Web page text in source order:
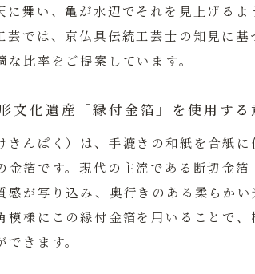
に舞い、亀が水辺でそれを見上げる
芸では、京仏具伝統工芸士の知見に
な比率をご提案しています。
文化遺産「縁付金箔」を使用する
きんぱく）は、手漉きの和紙を合紙
金箔です。現代の主流である断切金
感が写り込み、奥行きのある柔らか
模様にこの縁付金箔を用いることで
きます。